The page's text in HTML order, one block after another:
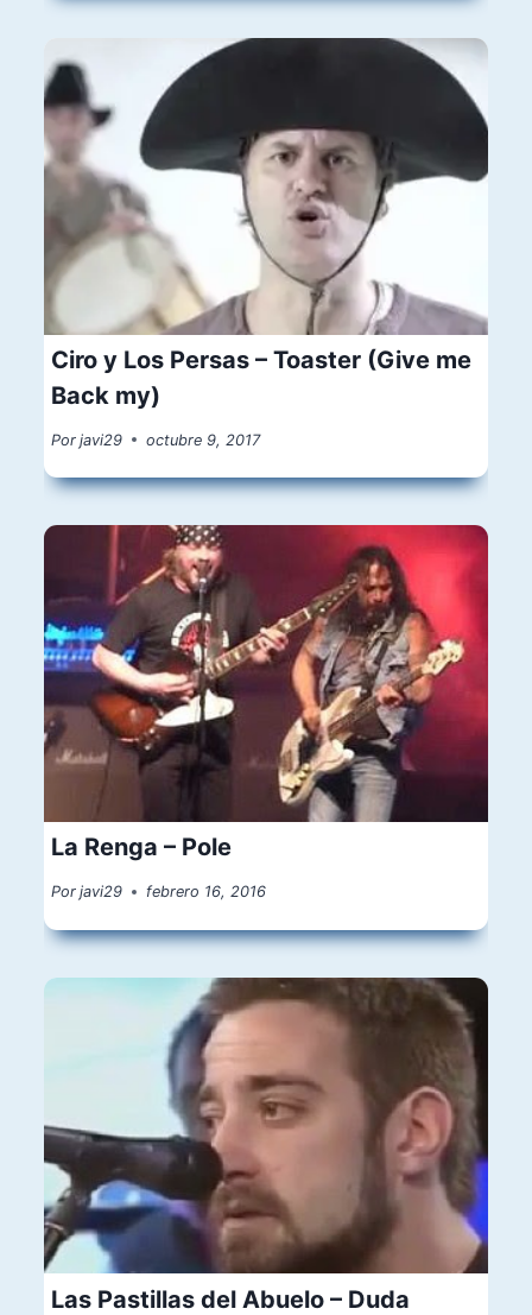
Ciro y Los Persas – Toaster (Give me
Back my)
Por javi29 octubre 9, 2017
La Renga – Pole
Por javi29 febrero 16, 2016
Las Pastillas del Abuelo – Duda